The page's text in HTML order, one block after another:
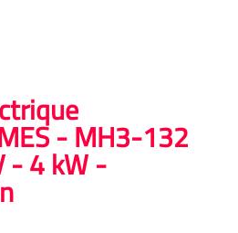
- MH3-132
- 4 kW -